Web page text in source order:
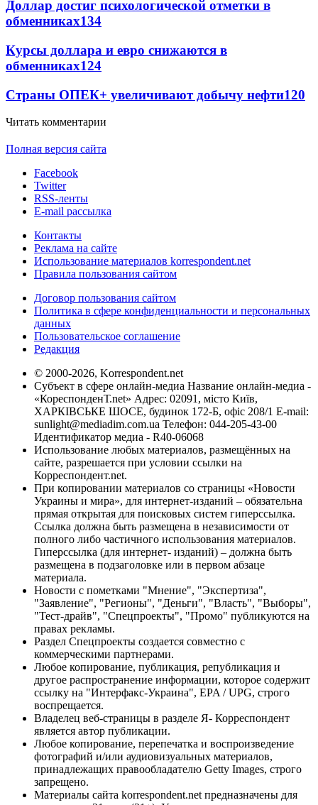
Доллар достиг психологической отметки в
обменниках134
Курсы доллара и евро снижаются в
обменниках124
Страны ОПЕК+ увеличивают добычу нефти120
Читать комментарии
Полная версия сайта
Facebook
Twitter
RSS-ленты
E-mail рассылка
Контакты
Реклама на сайте
Использование материалов korrespondent.net
Правила пользования сайтом
Договор пользования сайтом
Политика в сфере конфиденциальности и персональных
данных
Пользовательское соглашение
Редакция
© 2000-2026, Korrespondent.net
Субъект в сфере онлайн-медиа Название онлайн-медиа -
«КореспонденТ.net» Адрес: 02091, місто Київ,
ХАРКІВСЬКЕ ШОСЕ, будинок 172-Б, офіс 208/1 E-mail:
sunlight@mediadim.com.ua Телефон: 044-205-43-00
Идентификатор медиа - R40-06068
Использование любых материалов, размещённых на
сайте, разрешается при условии ссылки на
Корреспондент.net.
При копировании материалов со страницы «Новости
Украины и мира», для интернет-изданий – обязательна
прямая открытая для поисковых систем гиперссылка.
Ссылка должна быть размещена в независимости от
полного либо частичного использования материалов.
Гиперссылка (для интернет- изданий) – должна быть
размещена в подзаголовке или в первом абзаце
материала.
Новости с пометками "Мнение", "Экспертиза",
"Заявление", "Регионы", "Деньги", "Власть", "Выборы",
"Тест-драйв", "Спецпроекты", "Промо" публикуются на
правах рекламы.
Раздел Спецпроекты создается совместно с
коммерческими партнерами.
Любое копирование, публикация, републикация и
другое распространение информации, которое содержит
ссылку на "Интерфакс-Украина", EPA / UPG, строго
воспрещается.
Владелец веб-страницы в разделе Я- Корреспондент
является автор публикации.
Любое копирование, перепечатка и воспроизведение
фотографий и/или аудиовизуальных материалов,
принадлежащих правообладателю Getty Images, строго
запрещено.
Материалы сайта korrespondent.net предназначены для